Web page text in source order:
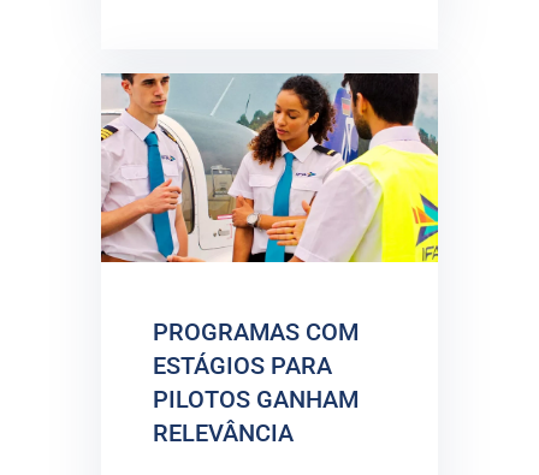
PROGRAMAS COM
ESTÁGIOS PARA
PILOTOS GANHAM
RELEVÂNCIA